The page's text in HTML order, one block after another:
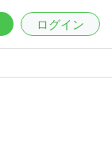
ログイン